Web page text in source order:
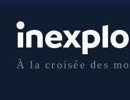
À la croisée des